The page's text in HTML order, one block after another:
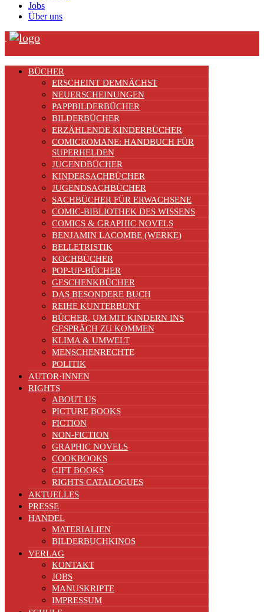
Jobs
Über uns
.
BÜCHER
ERSCHEINT DEMNÄCHST
NEUERSCHEINUNGEN
PAPPBILDERBÜCHER
BILDERBÜCHER
ERZÄHLENDE KINDERBÜCHER
COMICROMANE: HANDBUCH FÜR
SUPERHELDEN
JUGENDBÜCHER
KINDERSACHBÜCHER
JUGENDSACHBÜCHER
SACHBÜCHER FÜR ERWACHSENE
COMIC-BIBLIOTHEK DES WISSENS
COMICS & GRAPHIC NOVELS
BENJAMIN LACOMBE (WERKE)
BELLETRISTIK
KOCHBÜCHER
POP-UP-BÜCHER
GESCHENKBÜCHER
DAS BESONDERE BUCH
REIHE KUNTERBUNT
BÜCHER, UM MIT KINDERN INS
GESPRÄCH ZU KOMMEN
KLIMA & UMWELT
MENSCHENRECHTE
POLITIK
AUTOR·INNEN
RIGHTS
ABOUT US
PICTURE BOOKS
FICTION
NON-FICTION
GRAPHIC NOVELS
COOKBOOKS
GIFT BOOKS
RIGHTS CATALOGUES
AKTUELLES
PRESSE
HANDEL
MATERIALIEN
BILDERBUCHKINOS
VERLAG
KONTAKT
JOBS
MANUSKRIPTE
IMPRESSUM